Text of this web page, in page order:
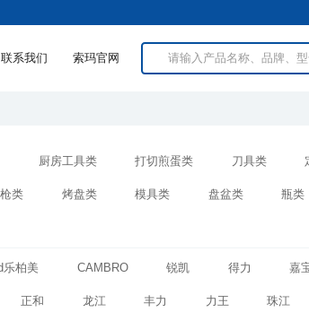
联系我们 索玛官网
厨房工具类 打切煎蛋类 刀具类
类 烤盘类 模具类 盘盆类 瓶类
乐柏美 CAMBRO 锐凯 得力 嘉
正和 龙江 丰力 力王 珠江